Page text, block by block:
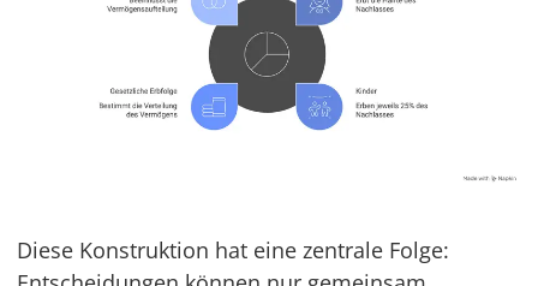
Diese Konstruktion hat eine zentrale Folge: